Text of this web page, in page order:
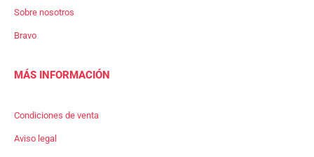
Sobre nosotros
Bravo
MÁS INFORMACIÓN
Condiciones de venta
Aviso legal